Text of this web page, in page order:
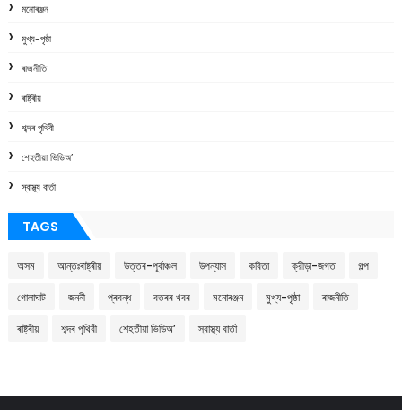
মনোৰঞ্জন
মুখ্য-পৃষ্ঠা
ৰাজনীতি
ৰাষ্ট্ৰীয়
শব্দৰ পৃথিবী
শেহতীয়া ভিডিঅ’
স্বাস্থ্য বাৰ্তা
TAGS
অসম আন্তঃৰাষ্ট্ৰীয় উত্তৰ-পূৰ্বাঞ্চল উপন্যাস কবিতা ক্রীড়া-জগত গল্প
গোলাঘাট জননী প্ৰবন্ধ বতৰৰ খবৰ মনোৰঞ্জন মুখ্য-পৃষ্ঠা ৰাজনীতি
ৰাষ্ট্ৰীয় শব্দৰ পৃথিবী শেহতীয়া ভিডিঅ’ স্বাস্থ্য বাৰ্তা